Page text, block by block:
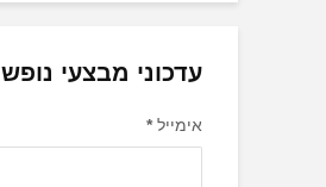
עדכוני מבצעי נופש
אימייל*